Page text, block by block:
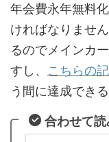
年会費永年無料
ければなりませ
るのでメインカ
すし、 こちらの
う間に達成でき
合わせて